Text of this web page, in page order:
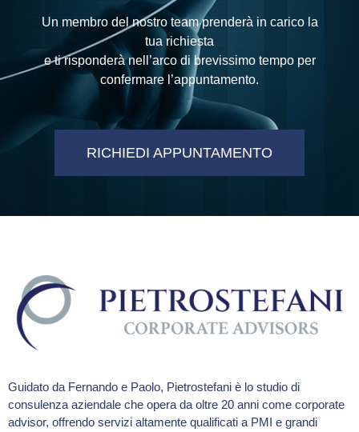
Un membro del nostro team prenderà in carico la
tua richiesta
e ti risponderà nell’arco di brevissimo tempo per
confermare l’appuntamento.
RICHIEDI APPUNTAMENTO
Guidato da Fernando e Paolo, Pietrostefani è lo studio di
consulenza aziendale che opera da oltre 20 anni come corporate
advisor, offrendo servizi altamente qualificati a PMI e grandi